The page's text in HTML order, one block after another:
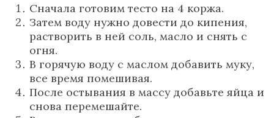
Сначала готовим тесто на 4 коржа.
Затем воду нужно довести до кипения,
растворить в ней соль, масло и снять с
огня.
В горячую воду с маслом добавить муку,
все время помешивая.
После остывания в массу добавьте яйца и
снова перемешайте.